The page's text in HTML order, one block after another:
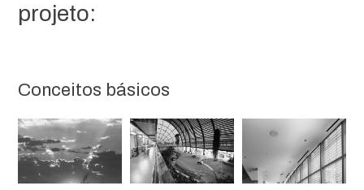
projeto:
Conceitos básicos